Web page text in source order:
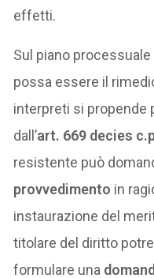
effetti.
Sul piano
possa essere il
interpreti si propende
dall’art. 669 decies
resistente può
provvedimento in
instaurazione del
titolare del diritto
formulare una